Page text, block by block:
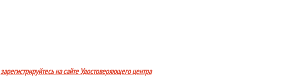
зарегистрируйтесь на сайте Удостоверяющего центра